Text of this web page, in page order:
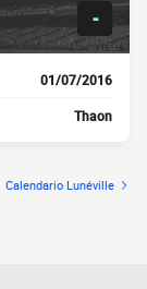
-
01/07/2016
Thaon
Calendario Lunéville